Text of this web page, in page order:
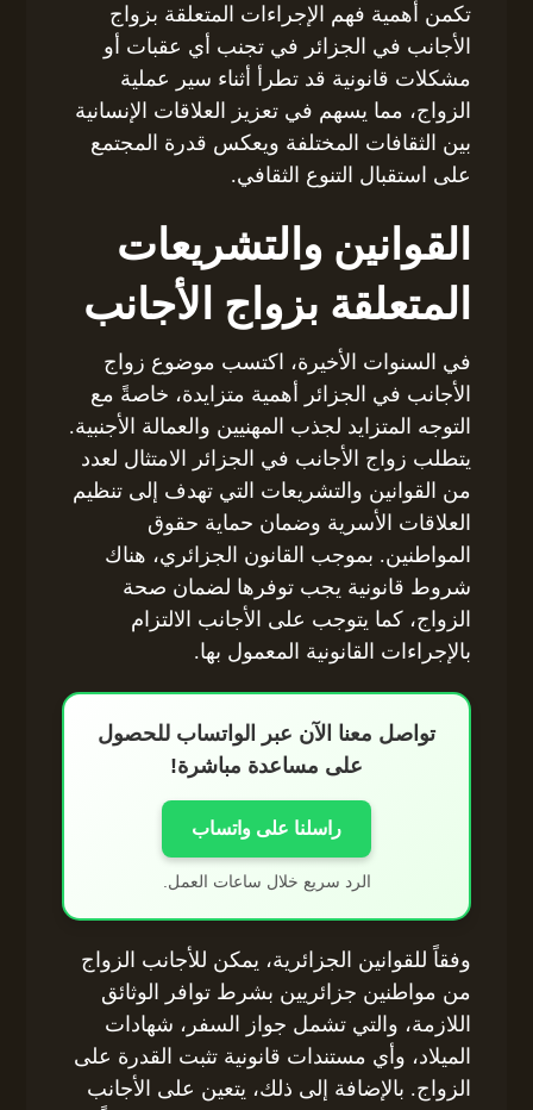
تكمن أهمية فهم الإجراءات المتعلقة بزواج
الأجانب في الجزائر في تجنب أي عقبات أو
مشكلات قانونية قد تطرأ أثناء سير عملية
الزواج، مما يسهم في تعزيز العلاقات الإنسانية
بين الثقافات المختلفة ويعكس قدرة المجتمع
على استقبال التنوع الثقافي.
القوانين والتشريعات
المتعلقة بزواج الأجانب
في السنوات الأخيرة، اكتسب موضوع زواج
الأجانب في الجزائر أهمية متزايدة، خاصةً مع
التوجه المتزايد لجذب المهنيين والعمالة الأجنبية.
يتطلب زواج الأجانب في الجزائر الامتثال لعدد
من القوانين والتشريعات التي تهدف إلى تنظيم
العلاقات الأسرية وضمان حماية حقوق
المواطنين. بموجب القانون الجزائري، هناك
شروط قانونية يجب توفرها لضمان صحة
الزواج، كما يتوجب على الأجانب الالتزام
بالإجراءات القانونية المعمول بها.
تواصل معنا الآن عبر الواتساب للحصول
على مساعدة مباشرة!
راسلنا على واتساب
الرد سريع خلال ساعات العمل.
وفقاً للقوانين الجزائرية، يمكن للأجانب الزواج
من مواطنين جزائريين بشرط توافر الوثائق
اللازمة، والتي تشمل جواز السفر، شهادات
الميلاد، وأي مستندات قانونية تثبت القدرة على
الزواج. بالإضافة إلى ذلك، يتعين على الأجانب